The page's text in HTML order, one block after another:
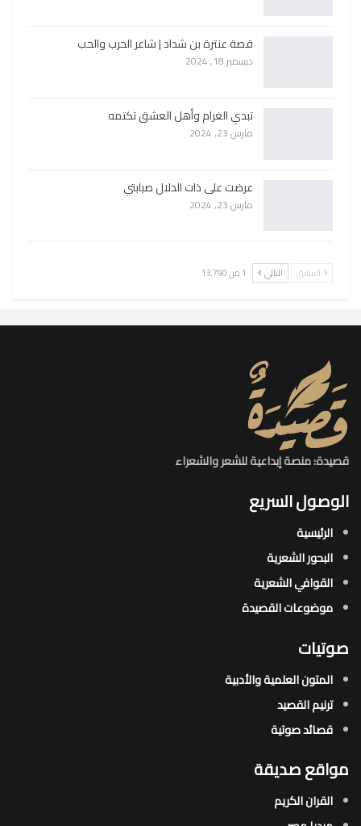
قصة عنترة بن شداد | شاعر الحرب والحب
ديسمبر 18, 2024
تبدي الغرام وأهل العشق تكتمه
مارس 23, 2024
عرضت على ذات الدلال صبابتي
مارس 23, 2024
السابق التالي 1 من 13٬790
قصيدة: منصة إبداعية للشعر والشعراء
الوصول السريع
الرئيسية
البحور الشعرية​
القوافي الشعرية​
موضوعات القصيدة​
صوتيات
المتون العلمية والأدبية
ترنيم القصيد
قصائد صوتية
مواقع صديقة
القران الكريم